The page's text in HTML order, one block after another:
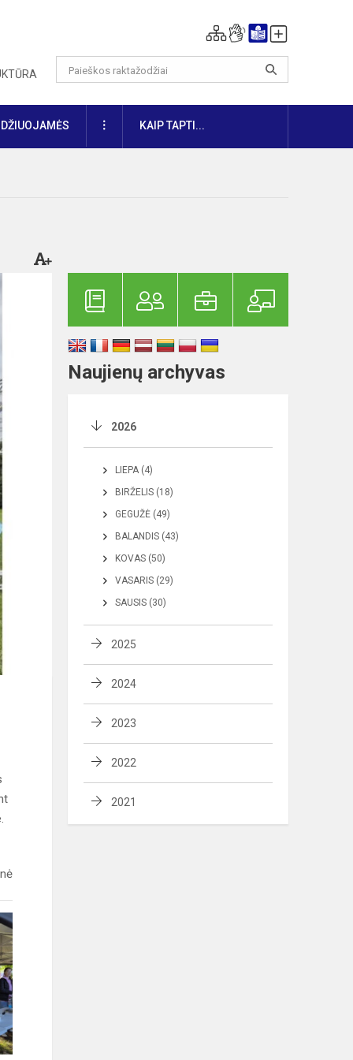
DAUGIAUKAIP TAPTI...
Naujienų archyvas
2026
LIEPA (4)
BIRŽELIS (18)
GEGUŽĖ (49)
BALANDIS (43)
KOVAS (50)
VASARIS (29)
SAUSIS (30)
2025
2024
2023
2022
2021